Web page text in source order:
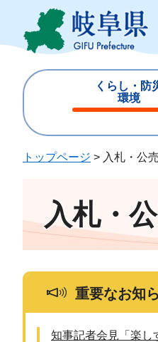
ジ
ュ
くらし・防
環境
じ
トップページ > 入札・公売
入札・
重要なお知
知事記者会見「楽し